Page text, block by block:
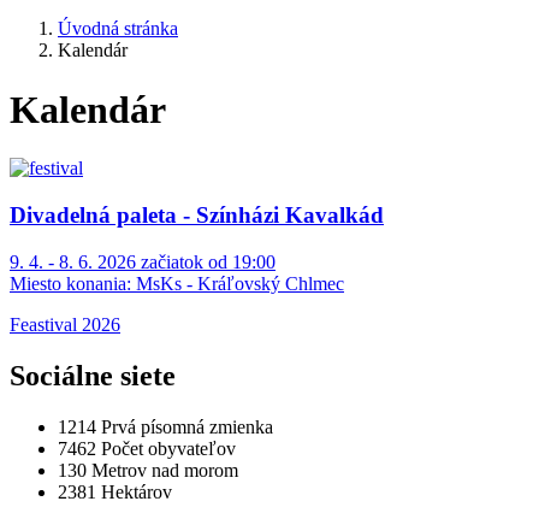
Úvodná stránka
Kalendár
Kalendár
Divadelná paleta - Színházi Kavalkád
9. 4. - 8. 6. 2026 začiatok od 19:00
Miesto konania: MsKs - Kráľovský Chlmec
Feastival 2026
Sociálne siete
1214 Prvá písomná zmienka
7462 Počet obyvateľov
130 Metrov nad morom
2381 Hektárov